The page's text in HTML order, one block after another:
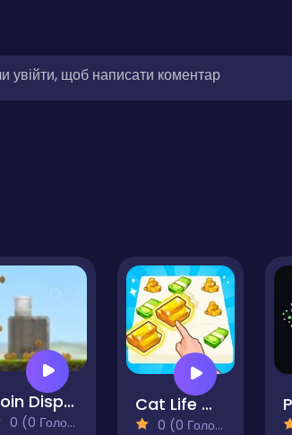
увійти, щоб написати коментар
Coin Dispenser
0 (0 Голосів)
Cat Life Merge Money
0 (0 Голосів)